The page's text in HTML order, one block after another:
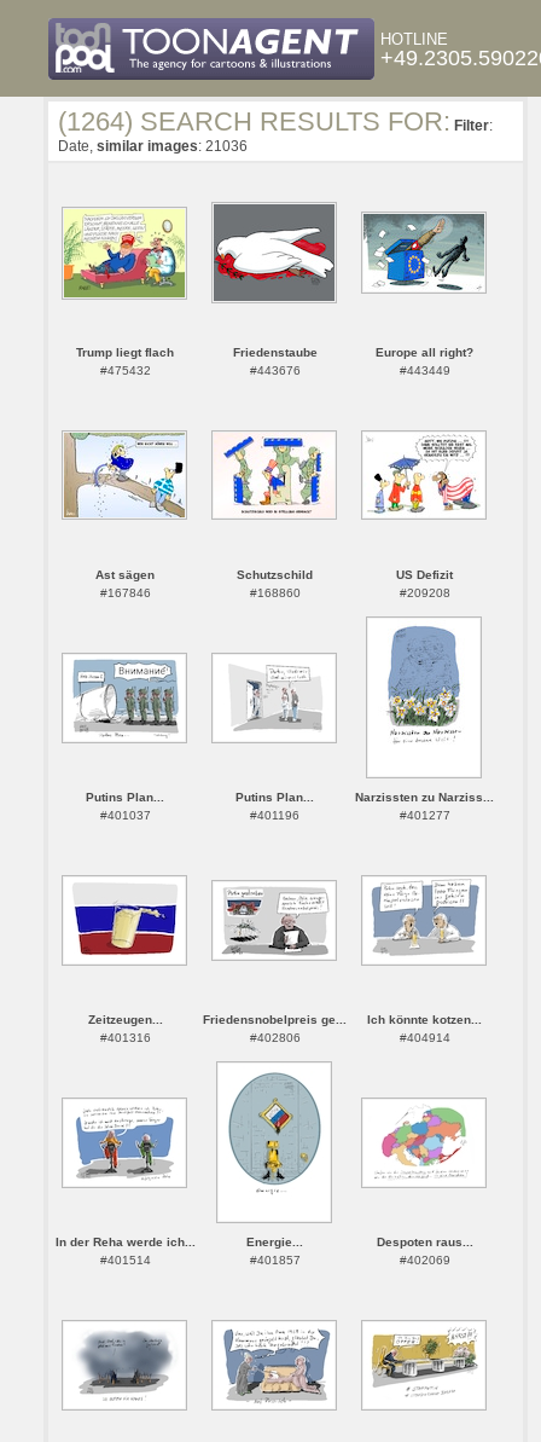
HOTLINE
(1264) SEARCH RESULTS FOR: Filter:
Date, similar images: 21036
Trump liegt flach
#475432
Friedenstaube
#443676
Europe all right?
#443449
Ast sägen
#167846
Schutzschild
#168860
US Defizit
#209208
Putins Plan...
#401037
Putins Plan...
#401196
Narzissten zu Narziss...
#401277
Zeitzeugen...
#401316
Friedensnobelpreis ge...
#402806
Ich könnte kotzen...
#404914
In der Reha werde ich...
#401514
Energie...
#401857
Despoten raus...
#402069